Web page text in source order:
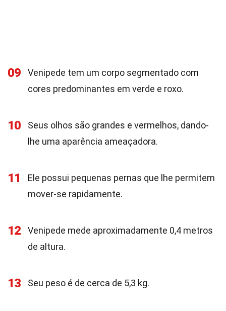
09
Venipede tem um corpo segmentado com
cores predominantes em verde e roxo.
10
Seus olhos são grandes e vermelhos, dando-
lhe uma aparência ameaçadora.
11
Ele possui pequenas pernas que lhe permitem
mover-se rapidamente.
12
Venipede mede aproximadamente 0,4 metros
de altura.
13 Seu peso é de cerca de 5,3 kg.